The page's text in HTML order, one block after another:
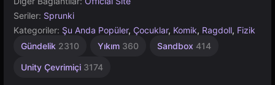
Seriler: Sprunki
Kategoriler: Şu Anda Popüler, Çocuklar, Komik, Ragdoll, Fizik
Gündelik 2310 Yıkım 360 Sandbox 414
Unity Çevrimiçi 3174